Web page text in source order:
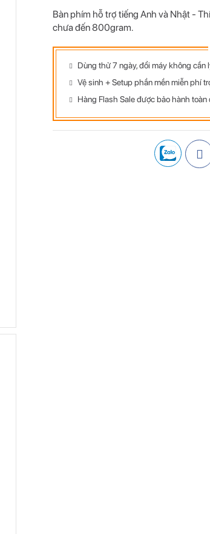
Bàn phím hỗ trợ tiếng Anh và Nhật -
chưa đến 800gram.
Dùng thử 7 ngày, đổi máy không cần
Vệ sinh + Setup phần mền miễn phí
Hàng Flash Sale được bảo hành toàn